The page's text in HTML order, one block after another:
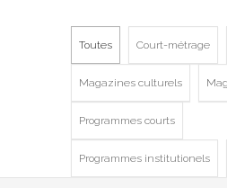
Toutes Court-métrage
Magazines culturels
Programmes courts
Programmes institutionels